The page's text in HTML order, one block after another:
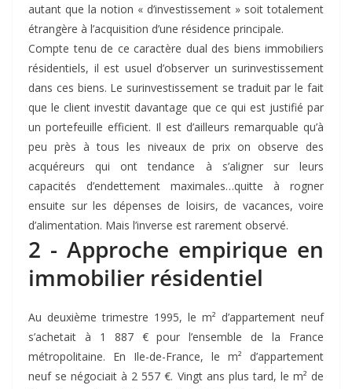
autant que la notion « d’investissement » soit totalement
étrangère à l’acquisition d’une résidence principale.
Compte tenu de ce caractère dual des biens immobiliers
résidentiels, il est usuel d’observer un surinvestissement
dans ces biens. Le surinvestissement se traduit par le fait
que le client investit davantage que ce qui est justifié par
un portefeuille efficient. Il est d’ailleurs remarquable qu’à
peu près à tous les niveaux de prix on observe des
acquéreurs qui ont tendance à s’aligner sur leurs
capacités d’endettement maximales…quitte à rogner
ensuite sur les dépenses de loisirs, de vacances, voire
d’alimentation. Mais l’inverse est rarement observé.
2 - Approche empirique en
immobilier résidentiel
Au deuxième trimestre 1995, le m² d’appartement neuf
s’achetait à 1 887 € pour l’ensemble de la France
métropolitaine. En Ile-de-France, le m² d’appartement
neuf se négociait à 2 557 €. Vingt ans plus tard, le m² de